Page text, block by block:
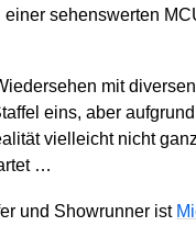
einer sehens­wer­ten
mit
eins, aber
viel­leicht nicht
…
und Show­run­ner ist